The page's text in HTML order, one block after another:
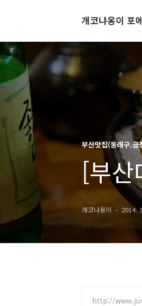
개코냐옹이 포
부산맛집(동래구.금
[부
개코냐옹이 2014.
http://